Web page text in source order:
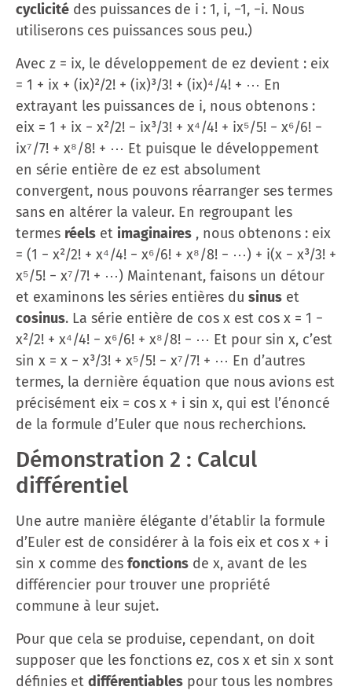
cyclicité des puissances de i : 1, i, −1, −i. Nous
utiliserons ces puissances sous peu.)
Avec z = ix, le développement de ez devient : eix
= 1 + ix + (ix)²/2! + (ix)³/3! + (ix)⁴/4! + ⋯ En
extrayant les puissances de i, nous obtenons :
eix = 1 + ix − x²/2! − ix³/3! + x⁴/4! + ix⁵/5! − x⁶/6! −
ix⁷/7! + x⁸/8! + ⋯ Et puisque le développement
en série entière de ez est absolument
convergent, nous pouvons réarranger ses termes
sans en altérer la valeur. En regroupant les
termes réels et imaginaires , nous obtenons : eix
= (1 − x²/2! + x⁴/4! − x⁶/6! + x⁸/8! − ⋯) + i(x − x³/3! +
x⁵/5! − x⁷/7! + ⋯) Maintenant, faisons un détour
et examinons les séries entières du sinus et
cosinus. La série entière de cos x est cos x = 1 −
x²/2! + x⁴/4! − x⁶/6! + x⁸/8! − ⋯ Et pour sin x, c’est
sin x = x − x³/3! + x⁵/5! − x⁷/7! + ⋯ En d’autres
termes, la dernière équation que nous avions est
précisément eix = cos x + i sin x, qui est l’énoncé
de la formule d’Euler que nous recherchions.
Démonstration 2 : Calcul
différentiel
Une autre manière élégante d’établir la formule
d’Euler est de considérer à la fois eix et cos x + i
sin x comme des fonctions de x, avant de les
différencier pour trouver une propriété
commune à leur sujet.
Pour que cela se produise, cependant, on doit
supposer que les fonctions ez, cos x et sin x sont
définies et différentiables pour tous les nombres